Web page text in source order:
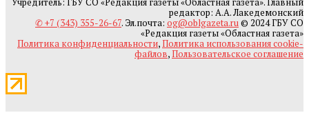
редактор: А.А. Лакедемонский
✆ +7 (343) 355-26-67. Эл.почта: og@oblgazeta.ru© 2024 ГБУ СО
«Редакция газеты «Областная газета»
Политика конфиденциальности,Политика использования cookie-
файлов,Пользовательское соглашение